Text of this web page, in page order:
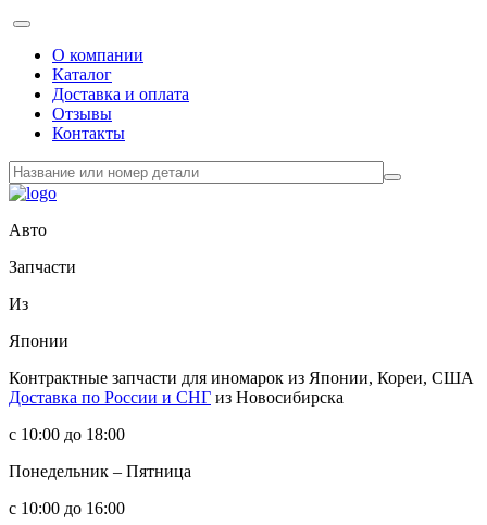
О компании
Каталог
Доставка и оплата
Отзывы
Контакты
Авто
Запчасти
Из
Японии
Контрактные запчасти для иномарок из Японии, Кореи, США
Доставка по России и СНГ из Новосибирска
с 10:00 до 18:00
Понедельник – Пятница
с 10:00 до 16:00